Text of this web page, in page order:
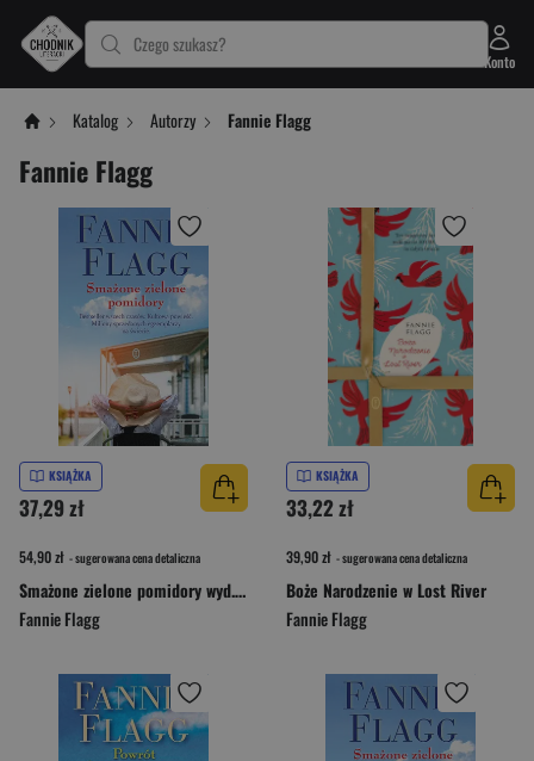
Czego szukasz?
Konto
Katalog Autorzy Fannie Flagg
Fannie Flagg
KSIĄŻKA
37,29 zł
54,90 zł - sugerowana cena detaliczna
Smażone zielone pomidory wyd. 2026
Fannie Flagg
KSIĄŻKA
33,22 zł
39,90 zł - sugerowana cena detaliczna
Boże Narodzenie w Lost River
Fannie Flagg